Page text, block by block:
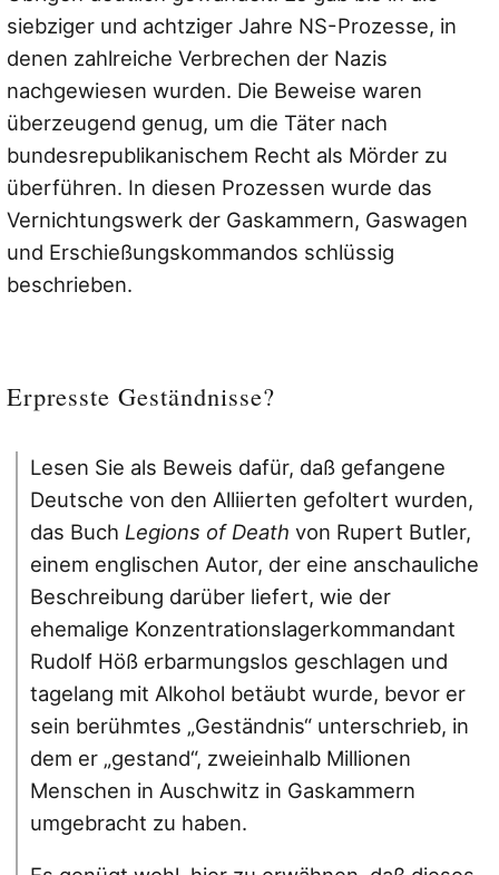
siebziger und achtziger Jahre NS-Prozesse, in
denen zahlreiche Verbrechen der Nazis
nachgewiesen wurden. Die Beweise waren
überzeugend genug, um die Täter nach
bundesrepublikanischem Recht als Mörder zu
überführen. In diesen Prozessen wurde das
Vernichtungswerk der Gaskammern, Gaswagen
und Erschießungskommandos schlüssig
beschrieben.
Erpresste Geständnisse?
Lesen Sie als Beweis dafür, daß gefangene
Deutsche von den Alliierten gefoltert wurden,
das Buch Legions of Death von Rupert Butler,
einem englischen Autor, der eine anschauliche
Beschreibung darüber liefert, wie der
ehemalige Konzentrationslagerkommandant
Rudolf Höß erbarmungslos geschlagen und
tagelang mit Alkohol betäubt wurde, bevor er
sein berühmtes „Geständnis“ unterschrieb, in
dem er „gestand“, zweieinhalb Millionen
Menschen in Auschwitz in Gaskammern
umgebracht zu haben.